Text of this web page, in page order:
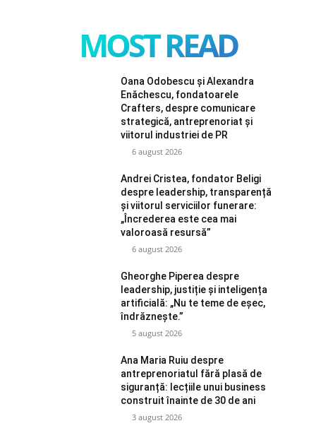
MOST READ
Oana Odobescu și Alexandra
Enăchescu, fondatoarele
Crafters, despre comunicare
strategică, antreprenoriat și
viitorul industriei de PR
6 august 2026
Andrei Cristea, fondator Beligi
despre leadership, transparență
și viitorul serviciilor funerare:
„Încrederea este cea mai
valoroasă resursă”
6 august 2026
Gheorghe Piperea despre
leadership, justiție și inteligența
artificială: „Nu te teme de eșec,
îndrăznește.”
5 august 2026
Ana Maria Ruiu despre
antreprenoriatul fără plasă de
siguranță: lecțiile unui business
construit înainte de 30 de ani
3 august 2026